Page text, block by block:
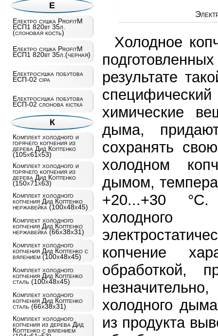
Е
Електро сушка ProfitM
ЕСП1 820вт 35л.
(слоновая кость)
Електро сушка ProfitM
ЕСП1 820вт 35л.(черная)
Електросушка побутова
ЕСП-02 сiра
Електросушка побутова
ЕСП-02 слонова кістка
К
Комплект холодного и
горячего копчения из
дерева Дид Коптенко
(105х61х53)
Комплект холодного и
горячего копчения из
дерева Дид Коптенко
(150х71х63)
Комплект холодного
копчения Дид Коптенко
нержавейка (100х48х45)
Комплект холодного
копчения Дид Коптенко
нержавейка (66х38х31)
Комплект холодного
копчения Дид Коптенко с
вялением (100х48х45)
Комплект холодного
копчения Дид Коптенко
сталь (100х48х45)
Комплект холодного
копчения Дид Коптенко
сталь (66х38х31)
Комплект холодного
копчения из дерева Дид
Коптенко с вялением
Холодное
результате
химические
дыма,
сохранять
холодном
дымом,
+20...+30
холодного
копчение
обработкой,
холодного
из продукта